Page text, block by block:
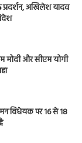
प्रदर्शन, अखिलेश यादव
मोदी और सीएम योगी
विधेयक पर 16 से 18